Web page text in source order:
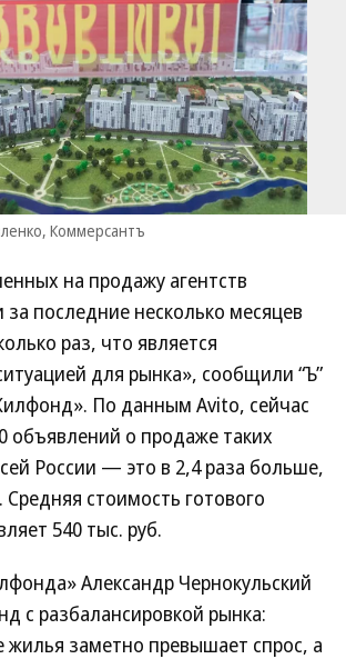
Коммерсантъ
на продажу агентств
последние несколько месяцев
раз, что является
для рынка», сообщили “Ъ”
По данным Avito, сейчас
объявлений о продаже таких
России — это в 2,4 раза больше,
стоимость готового
540 тыс. руб.
Александр Чернокульский
с разбалансировкой рынка:
заметно превышает спрос, а